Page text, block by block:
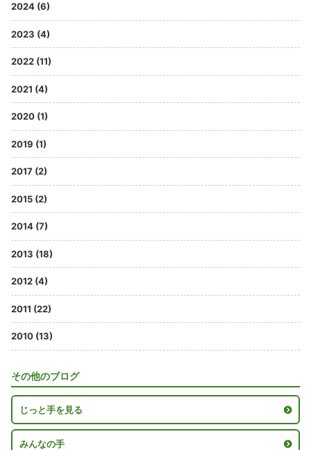
2024 (6)
2023 (4)
2022 (11)
2021 (4)
2020 (1)
2019 (1)
2017 (2)
2015 (2)
2014 (7)
2013 (18)
2012 (4)
2011 (22)
2010 (13)
その他のブログ
じっと手を見る
みんなの手